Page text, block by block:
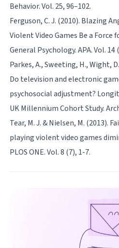
Behavior. Vol. 25, 96–102.
Ferguson, C. J. (2010). Blazing
Violent Video Games Be a Force
General Psychology. APA. Vol. 14
Parkes, A., Sweeting, H., Wight,
Do television and electronic
psychosocial adjustment?
UK Millennium Cohort Study.
Tear, M. J. & Nielsen, M. (2013).
playing violent video games
PLOS ONE. Vol. 8 (7), 1-7.